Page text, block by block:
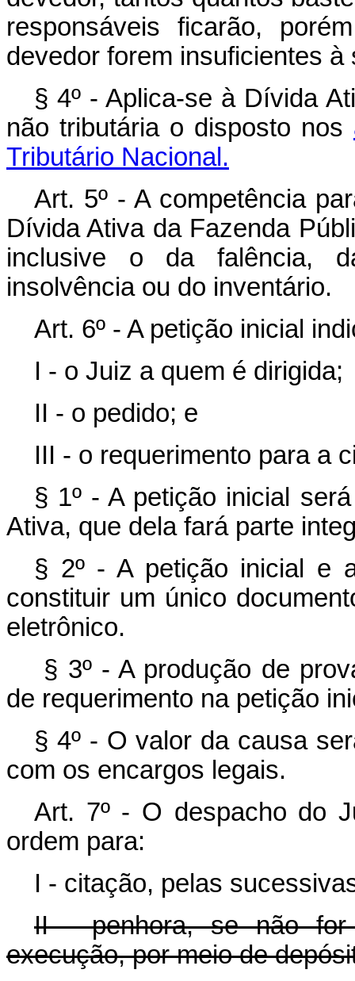
responsáveis ficarão,
devedor forem insuficientes
§ 4º - Aplica-se à Dívida
não tributária o disposto nos
Tributário Nacional.
Art. 5º - A competência
Dívida Ativa da Fazenda
inclusive o da falência,
insolvência ou do inventário.
Art. 6º - A petição inicial
I - o Juiz a quem é dirigida;
II - o pedido; e
III - o requerimento para a
§ 1º - A petição inicial
Ativa, que dela fará parte
§ 2º - A petição inicial e
constituir um único
eletrônico.
§ 3º - A produção de
de requerimento na petição
§ 4º - O valor da causa
com os encargos legais.
Art. 7º - O despacho do
ordem para:
I - citação, pelas
II - penhora, se não
execução, por meio de